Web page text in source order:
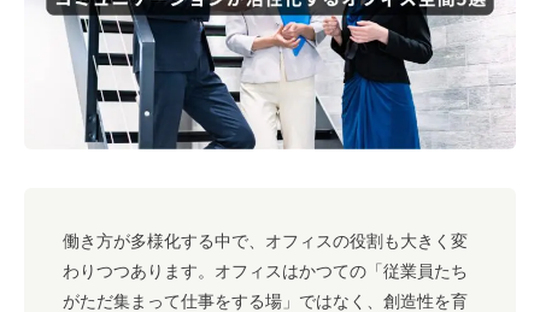
働き方が多様化する中で、オフィスの役割も大きく変
わりつつあります。オフィスはかつての「従業員たち
がただ集まって仕事をする場」ではなく、創造性を育